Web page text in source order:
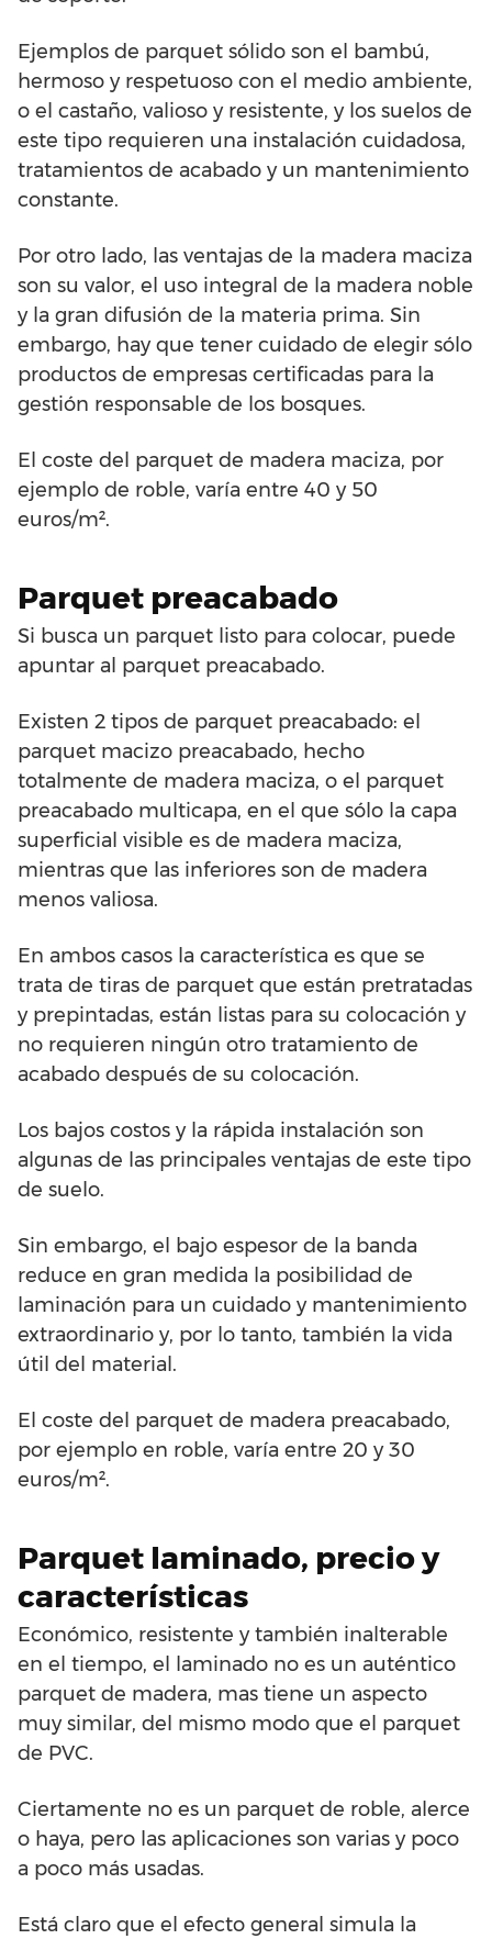
Ejemplos de parquet sólido son el bambú,
hermoso y respetuoso con el medio ambiente,
o el castaño, valioso y resistente, y los suelos de
este tipo requieren una instalación cuidadosa,
tratamientos de acabado y un mantenimiento
constante.
Por otro lado, las ventajas de la madera maciza
son su valor, el uso integral de la madera noble
y la gran difusión de la materia prima. Sin
embargo, hay que tener cuidado de elegir sólo
productos de empresas certificadas para la
gestión responsable de los bosques.
El coste del parquet de madera maciza, por
ejemplo de roble, varía entre 40 y 50
euros/m².
Parquet preacabado
Si busca un parquet listo para colocar, puede
apuntar al parquet preacabado.
Existen 2 tipos de parquet preacabado: el
parquet macizo preacabado, hecho
totalmente de madera maciza, o el parquet
preacabado multicapa, en el que sólo la capa
superficial visible es de madera maciza,
mientras que las inferiores son de madera
menos valiosa.
En ambos casos la característica es que se
trata de tiras de parquet que están pretratadas
y prepintadas, están listas para su colocación y
no requieren ningún otro tratamiento de
acabado después de su colocación.
Los bajos costos y la rápida instalación son
algunas de las principales ventajas de este tipo
de suelo.
Sin embargo, el bajo espesor de la banda
reduce en gran medida la posibilidad de
laminación para un cuidado y mantenimiento
extraordinario y, por lo tanto, también la vida
útil del material.
El coste del parquet de madera preacabado,
por ejemplo en roble, varía entre 20 y 30
euros/m².
Parquet laminado, precio y
características
Económico, resistente y también inalterable
en el tiempo, el laminado no es un auténtico
parquet de madera, mas tiene un aspecto
muy similar, del mismo modo que el parquet
de PVC.
Ciertamente no es un parquet de roble, alerce
o haya, pero las aplicaciones son varias y poco
a poco más usadas.
Está claro que el efecto general simula la